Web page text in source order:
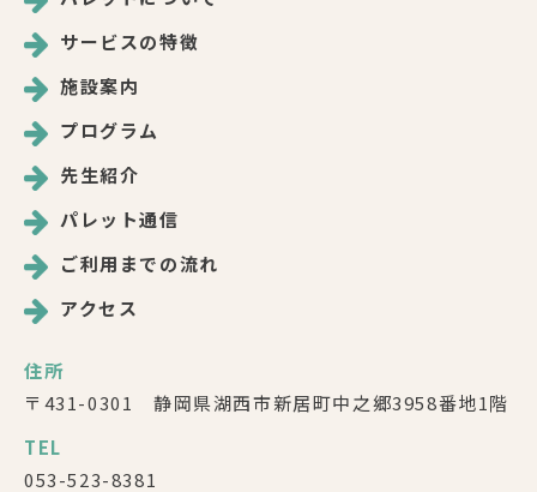
サービスの特徴
施設案内
プログラム
先生紹介
パレット通信
ご利用までの流れ
アクセス
住所
〒431-0301 静岡県湖西市新居町中之郷3958番地1階
TEL
053-523-8381